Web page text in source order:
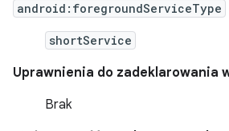
android:foregroundServiceType
shortService
Uprawnienia do zadeklarowania
Brak